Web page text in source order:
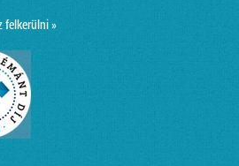
felkerülni »